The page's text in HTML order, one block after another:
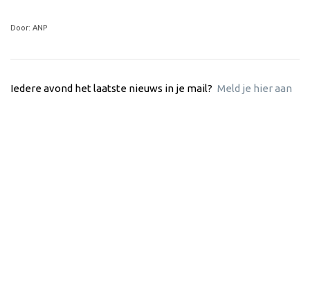
Door: ANP
Iedere avond het laatste nieuws in je mail? Meld je hier aan